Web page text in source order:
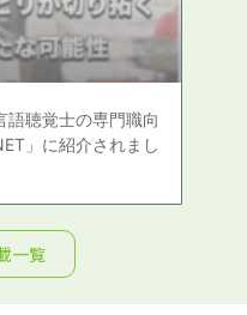
語聴覚士の専門職向
」に紹介されまし
一覧